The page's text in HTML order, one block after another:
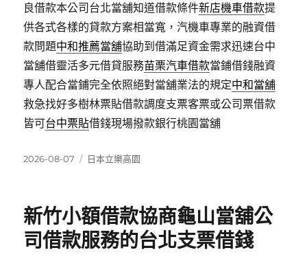
良借款本公司台北當舖知道借款條件新店機車借款提
供各式各樣的貸款方案相當寬，汽機車專業的融資借
款問題中和推薦當舖協助到借滿足資金需求迅速台中
當舖借靈活多元借貸服務苗栗汽車借款當鋪借錢融資
專人配合當鋪完全依照絕對當舖業法的規定中和當舖
救急找好多樹林票貼借款調度支票客票或公司票借款
皆可台中票貼借錢現場撥款銀行桃園當舖
發
2026-08-07
分
日本立樂高園
新竹小額借款協商龜山當舖公
司借款服務的台北支票借錢